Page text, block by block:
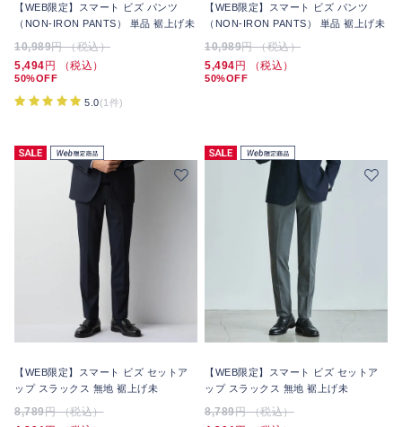
【WEB限定】スマート ビズ パンツ
（NON-IRON PANTS） 単品 裾上げ未
10,989円 （税込）
5,494円 （税込）
50%OFF
5.0(1件)
【WEB限定】スマート ビズ パンツ
（NON-IRON PANTS） 単品 裾上げ未
10,989円 （税込）
5,494円 （税込）
50%OFF
【WEB限定】スマート ビズ セットア
ップ スラックス 無地 裾上げ未
8,789円 （税込）
【WEB限定】スマート ビズ セットア
ップ スラックス 無地 裾上げ未
8,789円 （税込）